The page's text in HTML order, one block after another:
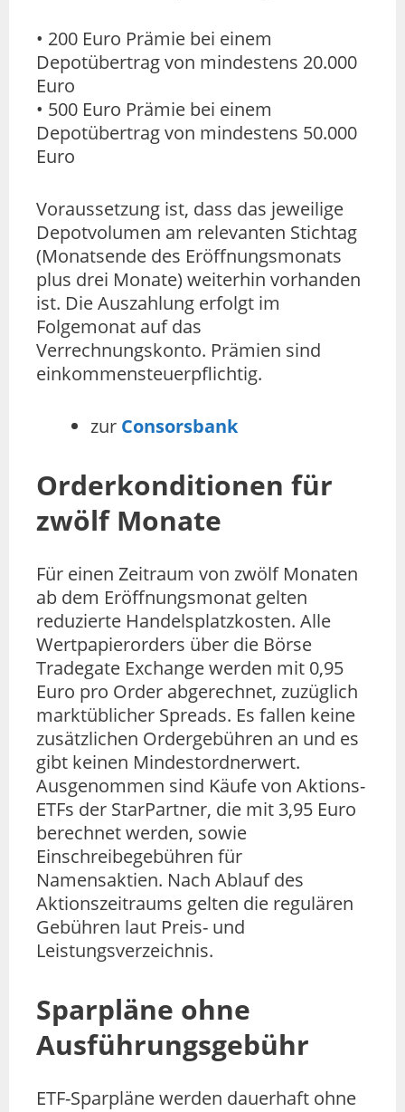
• 200 Euro Prämie bei einem
Depotübertrag von mindestens 20.000
Euro
• 500 Euro Prämie bei einem
Depotübertrag von mindestens 50.000
Euro
Voraussetzung ist, dass das jeweilige
Depotvolumen am relevanten Stichtag
(Monatsende des Eröffnungsmonats
plus drei Monate) weiterhin vorhanden
ist. Die Auszahlung erfolgt im
Folgemonat auf das
Verrechnungskonto. Prämien sind
einkommensteuerpflichtig.
zur Consorsbank
Orderkonditionen für
zwölf Monate
Für einen Zeitraum von zwölf Monaten
ab dem Eröffnungsmonat gelten
reduzierte Handelsplatzkosten. Alle
Wertpapierorders über die Börse
Tradegate Exchange werden mit 0,95
Euro pro Order abgerechnet, zuzüglich
marktüblicher Spreads. Es fallen keine
zusätzlichen Ordergebühren an und es
gibt keinen Mindestordnerwert.
Ausgenommen sind Käufe von Aktions-
ETFs der StarPartner, die mit 3,95 Euro
berechnet werden, sowie
Einschreibegebühren für
Namensaktien. Nach Ablauf des
Aktionszeitraums gelten die regulären
Gebühren laut Preis- und
Leistungsverzeichnis.
Sparpläne ohne
Ausführungsgebühr
ETF-Sparpläne werden dauerhaft ohne